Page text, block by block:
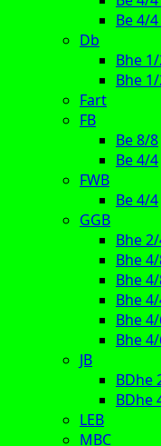
Be 4/
Db
Bhe
Bhe
Fart
FB
Be 8/8
Be 4/4
FWB
Be 4/4
GGB
Bhe
Bhe
Bhe
Bhe
Bhe
Bhe
JB
BDhe
BDhe
LEB
MBC